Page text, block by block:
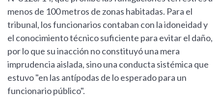
menos de 100 metros de zonas habitadas. Para el
tribunal, los funcionarios contaban con la idoneidad y
el conocimiento técnico suficiente para evitar el daño,
por lo que su inacción no constituyó una mera
imprudencia aislada, sino una conducta sistémica que
estuvo "en las antípodas de lo esperado para un
funcionario público".